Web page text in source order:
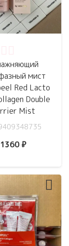
мист
Red Lacto
Double
Mist
1360 ₽